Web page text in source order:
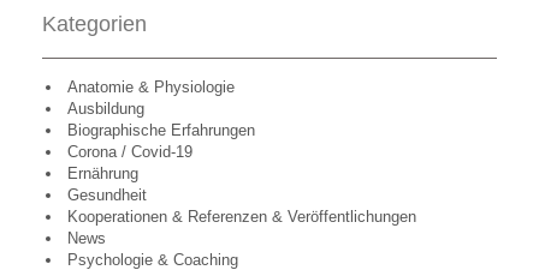
Kategorien
Anatomie & Physiologie
Ausbildung
Biographische Erfahrungen
Corona / Covid-19
Ernährung
Gesundheit
Kooperationen & Referenzen & Veröffentlichungen
News
Psychologie & Coaching